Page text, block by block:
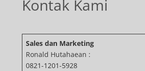
Kontak Kami
Sales dan Marketing
Ronald Hutahaean :
0821-1201-5928